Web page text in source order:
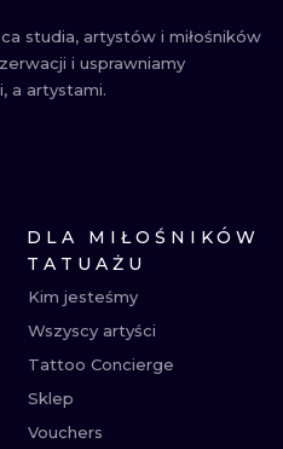
studia, artystów i miłośników
i usprawniamy
a artystami.
DLA MIŁOŚNIKÓW
TATUAŻU
Kim jesteśmy
Wszyscy artyści
Tattoo Concierge
Sklep
Vouchers